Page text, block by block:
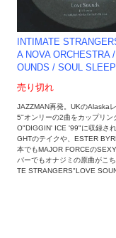
INTIMATE
A NOVA ORCHESTRA
OUNDS / SOUL
売り切れ
JAZZMAN再発。UKのAlaska
5"オンリーの2曲をカップリン
O"DIGGIN' ICE '99"に収録さ
GHTのテイクや、ESTER
本でもMAJOR FORCEの
バーでもオナジミの原曲がこ
TE STRANGERS"LOVE